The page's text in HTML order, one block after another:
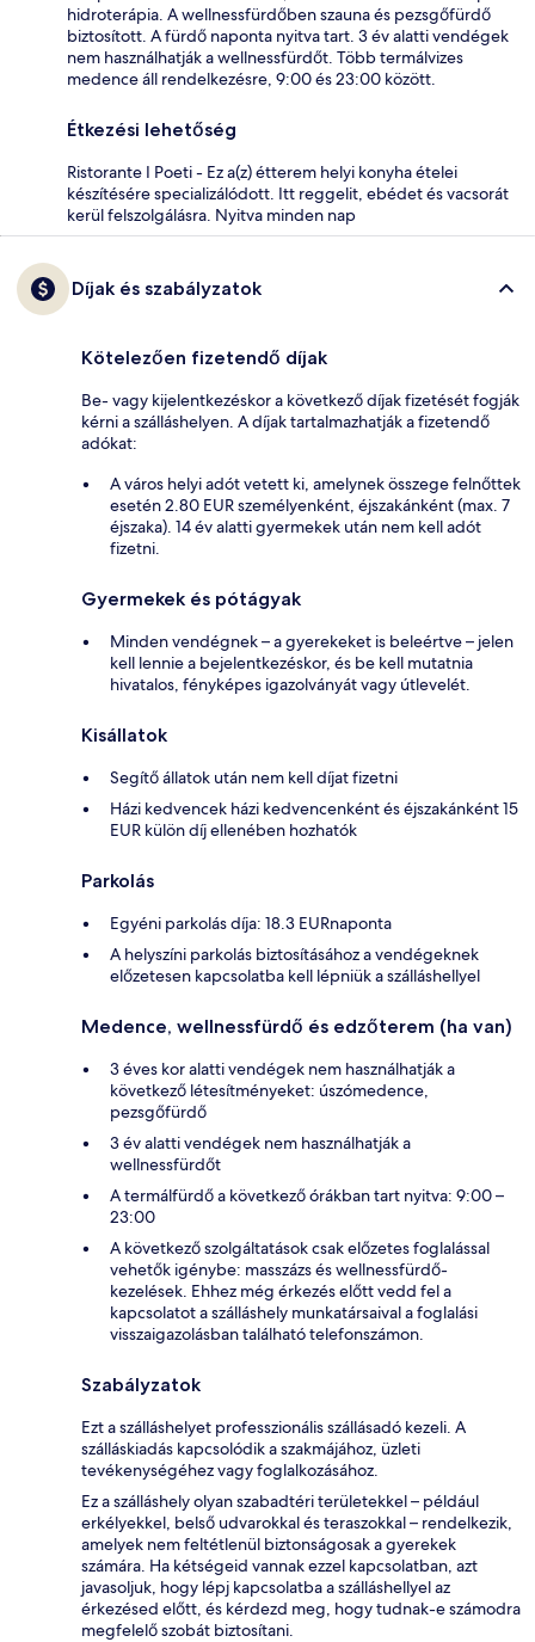
hidroterápia. A wellnessfürdőben szauna és pezsgőfürdő
biztosított. A fürdő naponta nyitva tart. 3 év alatti vendégek
nem használhatják a wellnessfürdőt. Több termálvizes
medence áll rendelkezésre, 9:00 és 23:00 között.
Étkezési lehetőség
Ristorante I Poeti - Ez a(z) étterem helyi konyha ételei
készítésére specializálódott. Itt reggelit, ebédet és vacsorát
kerül felszolgálásra. Nyitva minden nap
Díjak és szabályzatok
Kötelezően fizetendő díjak
Be- vagy kijelentkezéskor a következő díjak fizetését fogják
kérni a szálláshelyen. A díjak tartalmazhatják a fizetendő
adókat:
A város helyi adót vetett ki, amelynek összege felnőttek
esetén 2.80 EUR személyenként, éjszakánként (max. 7
éjszaka). 14 év alatti gyermekek után nem kell adót
fizetni.
Gyermekek és pótágyak
Minden vendégnek – a gyerekeket is beleértve – jelen
kell lennie a bejelentkezéskor, és be kell mutatnia
hivatalos, fényképes igazolványát vagy útlevelét.
Kisállatok
Segítő állatok után nem kell díjat fizetni
Házi kedvencek házi kedvencenként és éjszakánként 15
EUR külön díj ellenében hozhatók
Parkolás
Egyéni parkolás díja: 18.3 EURnaponta
A helyszíni parkolás biztosításához a vendégeknek
előzetesen kapcsolatba kell lépniük a szálláshellyel
Medence, wellnessfürdő és edzőterem (ha van)
3 éves kor alatti vendégek nem használhatják a
következő létesítményeket: úszómedence,
pezsgőfürdő
3 év alatti vendégek nem használhatják a
wellnessfürdőt
A termálfürdő a következő órákban tart nyitva: 9:00 –
23:00
A következő szolgáltatások csak előzetes foglalással
vehetők igénybe: masszázs és wellnessfürdő-
kezelések. Ehhez még érkezés előtt vedd fel a
kapcsolatot a szálláshely munkatársaival a foglalási
visszaigazolásban található telefonszámon.
Szabályzatok
Ezt a szálláshelyet professzionális szállásadó kezeli. A
szálláskiadás kapcsolódik a szakmájához, üzleti
tevékenységéhez vagy foglalkozásához.
Ez a szálláshely olyan szabadtéri területekkel – például
erkélyekkel, belső udvarokkal és teraszokkal – rendelkezik,
amelyek nem feltétlenül biztonságosak a gyerekek
számára. Ha kétségeid vannak ezzel kapcsolatban, azt
javasoljuk, hogy lépj kapcsolatba a szálláshellyel az
érkezésed előtt, és kérdezd meg, hogy tudnak-e számodra
megfelelő szobát biztosítani.